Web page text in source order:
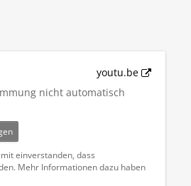
youtu.be
nicht automatisch
einverstanden, dass
Mehr Informationen dazu haben